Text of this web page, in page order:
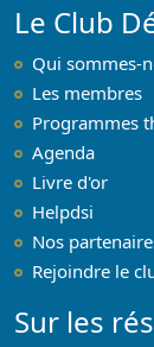
Le Club
Qui sommes-
Les membres
Programmes
Agenda
Livre d'or
Helpdsi
Nos
Rejoindre le
Sur les